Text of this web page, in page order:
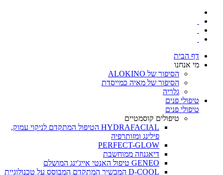
דף הבית
מי אנחנו
הסיפור של ALOKINO
הסיפור של מאיה כמייסדת
גלריה
טיפולי פנים
טיפולי פנים
טיפולים קוסמטיים
HYDRAFACIAL הטיפול המתקדם לניקוי עמוק,
פילינג ומזותרפיה
PERFECT-GLOW
דיאגנוזה ממוחשבת
GENEO טיפול האנטי אייג'ינג המושלם
D-COOL המכשיר המתקדם המבוסס על טכנולוגיית